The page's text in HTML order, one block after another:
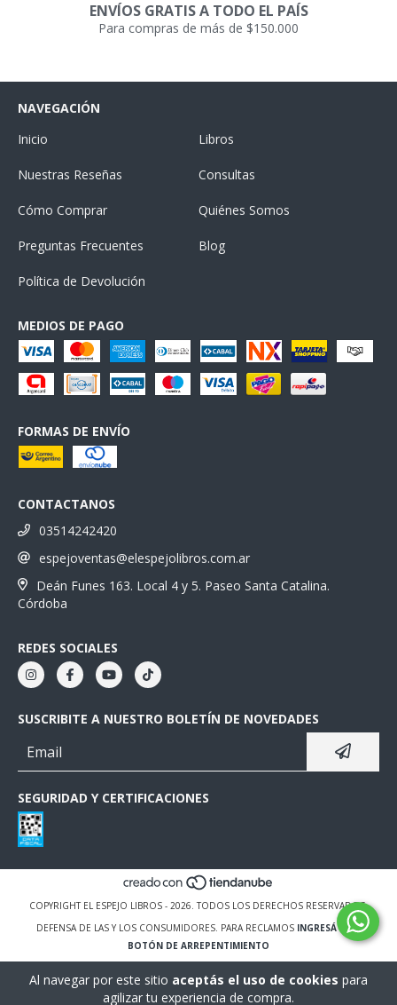
Al navegar por este sitio aceptás el uso de cookies para
agilizar tu experiencia de compra.
ENVÍOS GRATIS A TODO EL PAÍS
Para compras de más de $150.000
NAVEGACIÓN
Inicio
Libros
Nuestras Reseñas Consultas
Cómo Comprar Quiénes Somos
Preguntas Frecuentes Blog
Política de Devolución
MEDIOS DE PAGO
FORMAS DE ENVÍO
CONTACTANOS
03514242420
espejoventas@elespejolibros.com.ar
Deán Funes 163. Local 4 y 5. Paseo Santa Catalina.
Córdoba
REDES SOCIALES
SUSCRIBITE A NUESTRO BOLETÍN DE NOVEDADES
SEGURIDAD Y CERTIFICACIONES
COPYRIGHT EL ESPEJO LIBROS - 2026. TODOS LOS DERECHOS RESERVADOS.
DEFENSA DE LAS Y LOS CONSUMIDORES. PARA RECLAMOS INGRESÁ ACÁ.
BOTÓN DE ARREPENTIMIENTO